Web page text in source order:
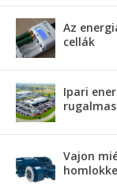
Az
cellák
Ipari
Vajon